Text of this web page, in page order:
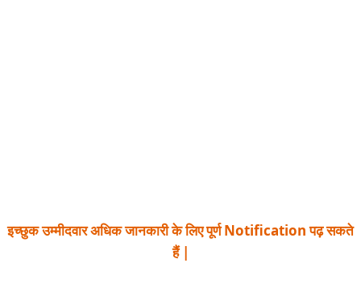
इच्छुक उम्मीदवार अधिक जानकारी के लिए पूर्ण Notification पढ़ सकते
हैं |